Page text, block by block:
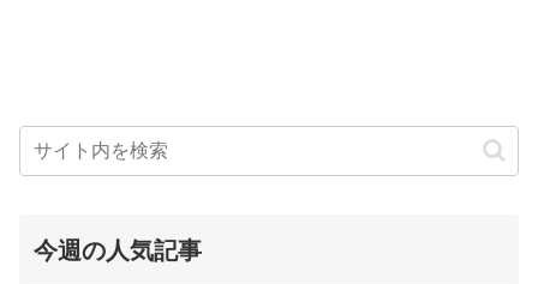
今週の人気記事